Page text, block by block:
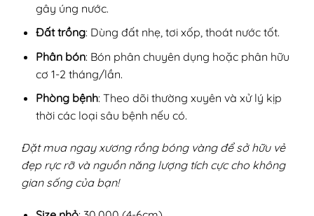
gây úng nước.
Đất trồng: Dùng đất nhẹ, tơi xốp, thoát nước tốt.
Phân bón: Bón phân chuyên dụng hoặc phân hữu
cơ 1-2 tháng/lần.
Phòng bệnh: Theo dõi thường xuyên và xử lý kịp
thời các loại sâu bệnh nếu có.
Đặt mua ngay xương rồng bóng vàng để sở hữu vẻ
đẹp rực rỡ và nguồn năng lượng tích cực cho không
gian sống của bạn!